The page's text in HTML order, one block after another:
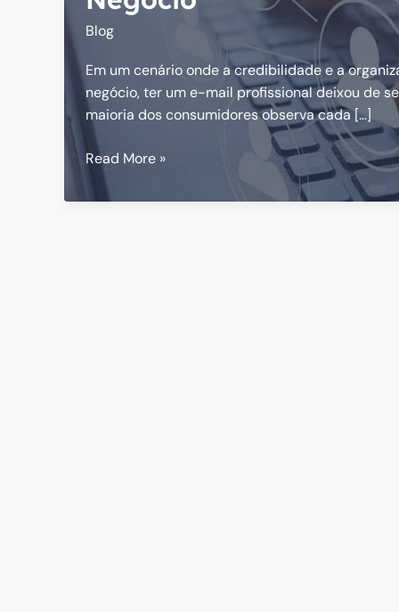
Blog
Em um cenário onde a credibilidade e a
negócio, ter um e-mail profissional deixou de
maioria dos consumidores observa cada […]
A
Importância
do
Read More »